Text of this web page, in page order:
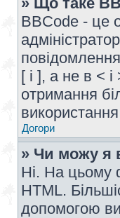
BBCode - це
[ і ], а не в <
отримання
Догори
» Чи можу я
Ні. На цьому
HTML.
допомогою